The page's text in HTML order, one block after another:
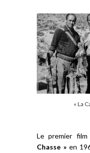
« La
Le premier
Chasse »en